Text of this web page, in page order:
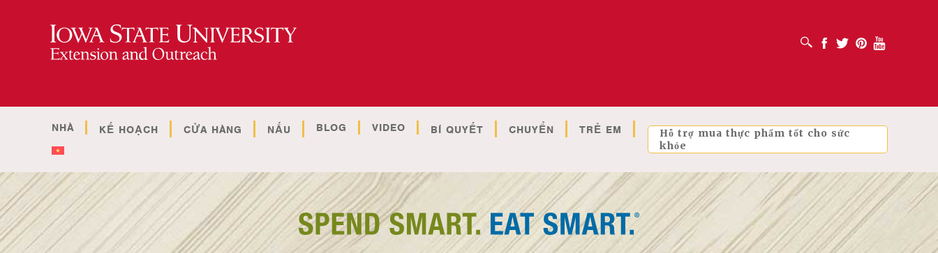
MỞ HỘP TÌM KIẾM Facebook
Twitter PinterestYoutube
NHÀ KẾ HOẠCH CỬA HÀNG NẤU BLOG VIDEO BÍ QUYẾT CHUYỂN TRẺ EM
Hỗ trợ mua thực phẩm tốt cho sức
khỏe